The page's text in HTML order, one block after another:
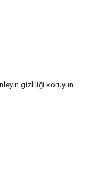
gizliliği koruyun